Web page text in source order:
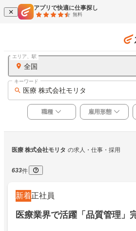
アプリで快適に仕事探し
無料
全国
エリア、駅
医療 株式会社モリタ
キーワード
職種 雇用形態
医療 株式会社モリタ の求人・仕事・採用
633件
新着正社員
医療業界で活躍「品質管理」